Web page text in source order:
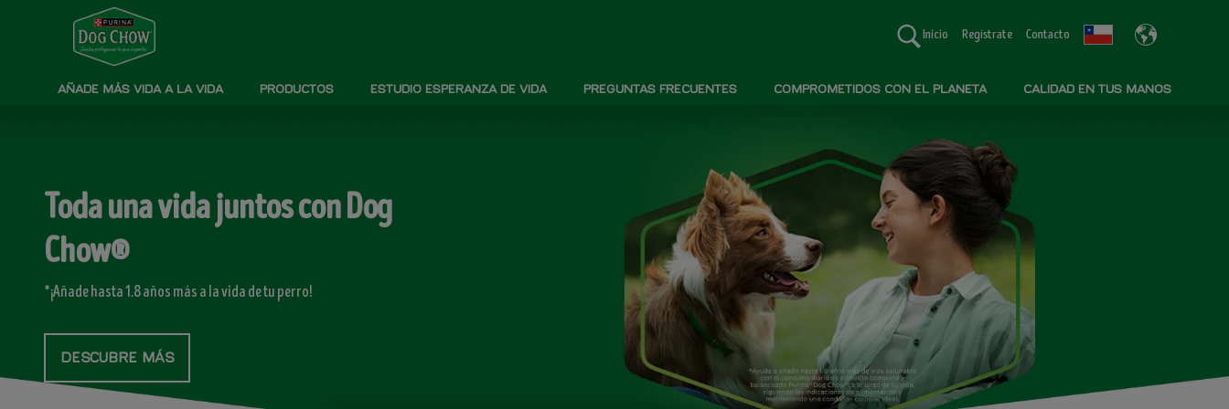
Pasar al contenido principal
Menú secundario Dog Chow
Inicio Regístrate Contacto
Menú Principal Dog Chow
AÑADE MÁS VIDA A LA VIDA PRODUCTOS ESTUDIO ESPERANZA DE VIDA PREGUNTAS FRECUENTES COMPROMETIDOS CON EL PLANETA CALIDAD EN TUS MANOS
Toda una vida juntos con Dog
Chow®
*¡Añade hasta 1.8 años más a la vida de tu perro!
DESCUBRE MÁS